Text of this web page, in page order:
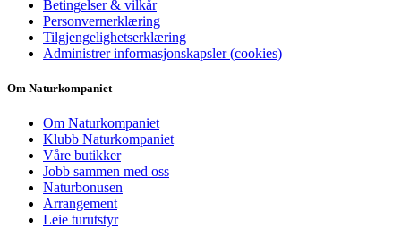
Betingelser & vilkår
Personvernerklæring
Tilgjengelighetserklæring
Administrer informasjonskapsler (cookies)
Om Naturkompaniet
Om Naturkompaniet
Klubb Naturkompaniet
Våre butikker
Jobb sammen med oss
Naturbonusen
Arrangement
Leie turutstyr